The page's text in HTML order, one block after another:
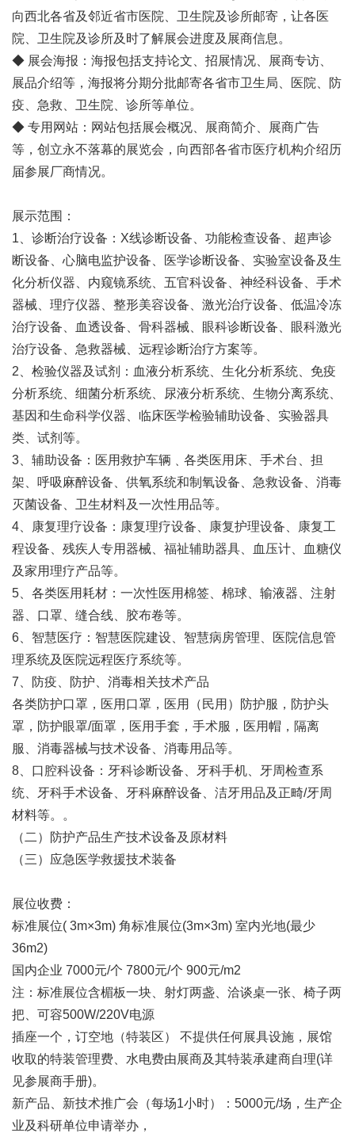
向西北各省及邻近省市医院、卫生院及诊所邮寄，让各医
院、卫生院及诊所及时了解展会进度及展商信息。
◆ 展会海报：海报包括支持论文、招展情况、展商专访、
展品介绍等，海报将分期分批邮寄各省市卫生局、医院、防
疫、急救、卫生院、诊所等单位。
◆ 专用网站：网站包括展会概况、展商简介、展商广告
等，创立永不落幕的展览会，向西部各省市医疗机构介绍历
届参展厂商情况。
展示范围：
1、诊断治疗设备：X线诊断设备、功能检查设备、超声诊
断设备、心脑电监护设备、医学诊断设备、实验室设备及生
化分析仪器、内窥镜系统、五官科设备、神经科设备、手术
器械、理疗仪器、整形美容设备、激光治疗设备、低温冷冻
治疗设备、血透设备、骨科器械、眼科诊断设备、眼科激光
治疗设备、急救器械、远程诊断治疗方案等。
2、检验仪器及试剂：血液分析系统、生化分析系统、免疫
分析系统、细菌分析系统、尿液分析系统、生物分离系统、
基因和生命科学仪器、临床医学检验辅助设备、实验器具
类、试剂等。
3、辅助设备：医用救护车辆﹑各类医用床、手术台、担
架、呼吸麻醉设备、供氧系统和制氧设备、急救设备、消毒
灭菌设备、卫生材料及一次性用品等。
4、康复理疗设备：康复理疗设备、康复护理设备、康复工
程设备、残疾人专用器械、福祉辅助器具、血压计、血糖仪
及家用理疗产品等。
5、各类医用耗材：一次性医用棉签、棉球、输液器、注射
器、口罩、缝合线、胶布卷等。
6、智慧医疗：智慧医院建设、智慧病房管理、医院信息管
理系统及医院远程医疗系统等。
7、防疫、防护、消毒相关技术产品
各类防护口罩，医用口罩，医用（民用）防护服，防护头
罩，防护眼罩/面罩，医用手套，手术服，医用帽，隔离
服、消毒器械与技术设备、消毒用品等。
8、口腔科设备：牙科诊断设备、牙科手机、牙周检查系
统、牙科手术设备、牙科麻醉设备、洁牙用品及正畸/牙周
材料等。。
（二）防护产品生产技术设备及原材料
（三）应急医学救援技术装备
展位收费：
标准展位( 3m×3m) 角标准展位(3m×3m) 室内光地(最少
36m2)
国内企业 7000元/个 7800元/个 900元/m2
注：标准展位含楣板一块、射灯两盏、洽谈桌一张、椅子两
把、可容500W/220V电源
插座一个，订空地（特装区） 不提供任何展具设施，展馆
收取的特装管理费、水电费由展商及其特装承建商自理(详
见参展商手册)。
新产品、新技术推广会（每场1小时）：5000元/场，生产企
业及科研单位申请举办，